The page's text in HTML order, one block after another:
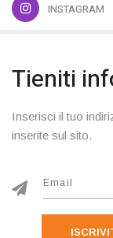
INSTAGRAM
Tieniti
Inserisci il tuo
inserite sul sito.